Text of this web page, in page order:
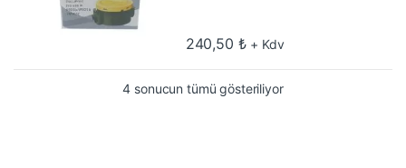
240,50 ₺ + Kdv
4 sonucun tümü gösteriliyorEn çok oy alana göre